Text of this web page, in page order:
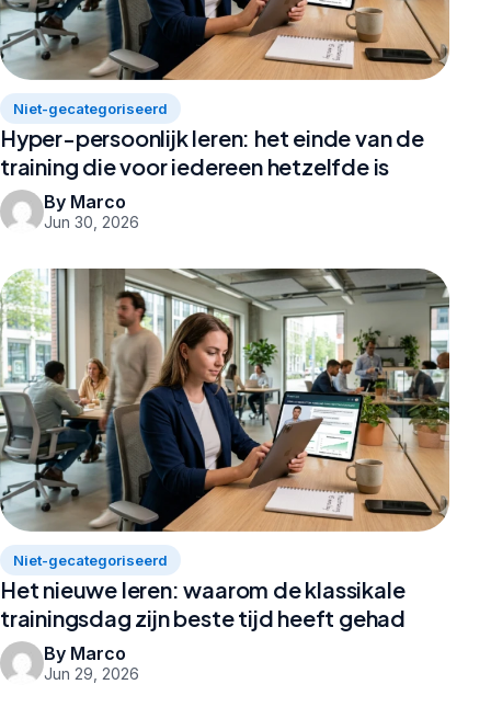
Niet-gecategoriseerd
Hyper-persoonlijk leren: het einde van de
training die voor iedereen hetzelfde is
By Marco
Jun 30, 2026
Niet-gecategoriseerd
Het nieuwe leren: waarom de klassikale
trainingsdag zijn beste tijd heeft gehad
By Marco
Jun 29, 2026